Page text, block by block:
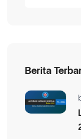
Berita